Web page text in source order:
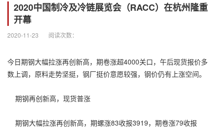
2020中国制冷及冷链展览会（RACC）在杭州隆重
开幕
2020-11-23 阅读次数：
今日期钢大幅拉涨再创新高，期卷涨超4000关口，午后现货报价多
数上调，原料走势坚挺，钢厂挺价意愿较强，钢价仍有上涨空间。
期钢再创新高，现货普涨
期钢大幅拉涨再创新高，期螺涨83收报3919，期卷涨79收报